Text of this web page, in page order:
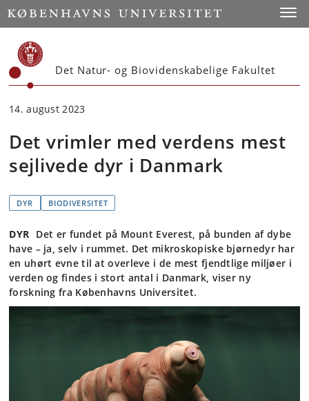
Start
Det Natur- og Biovidenskabelige Fakultet
14. august 2023
Det vrimler med verdens mest
sejlivede dyr i Danmark
DYR BIODIVERSITET
DYR Det er fundet på Mount Everest, på bunden af dybe
have – ja, selv i rummet. Det mikroskopiske bjørnedyr har
en uhørt evne til at overleve i de mest fjendtlige miljøer i
verden og findes i stort antal i Danmark, viser ny
forskning fra Københavns Universitet.